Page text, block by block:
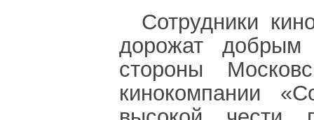
Сотрудники
дорожат
стороны
кинокомпании